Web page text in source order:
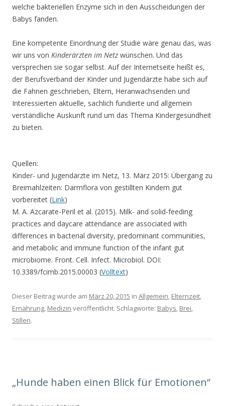
welche bakteriellen Enzyme sich in den Ausscheidungen der
Babys fanden.
Eine kompetente Einordnung der Studie wäre genau das, was
wir uns von Kinderärzten im Netz wünschen. Und das
versprechen sie sogar selbst. Auf der Internetseite heißt es,
der Berufsverband der Kinder und Jugendärzte habe sich auf
die Fahnen geschrieben, Eltern, Heranwachsenden und
Interessierten aktuelle, sachlich fundierte und allgemein
verständliche Auskunft rund um das Thema Kindergesundheit
zu bieten.
Quellen:
Kinder- und Jugendärzte im Netz, 13. März 2015: Übergang zu
Breimahlzeiten: Darmflora von gestillten Kindern gut
vorbereitet (Link)
M. A. Azcarate-Peril et al. (2015). Milk- and solid-feeding
practices and daycare attendance are associated with
differences in bacterial diversity, predominant communities,
and metabolic and immune function of the infant gut
microbiome. Front. Cell. Infect. Microbiol. DOI:
10.3389/fcimb.2015.00003 (Volltext)
Dieser Beitrag wurde am März 20, 2015 in Allgemein, Elternzeit,
Ernährung, Medizin veröffentlicht. Schlagworte: Babys, Brei,
Stillen.
„Hunde haben einen Blick für Emotionen“